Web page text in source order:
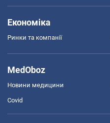
Економіка
Ринки та компанії
MedOboz
Новини медицини
Covid